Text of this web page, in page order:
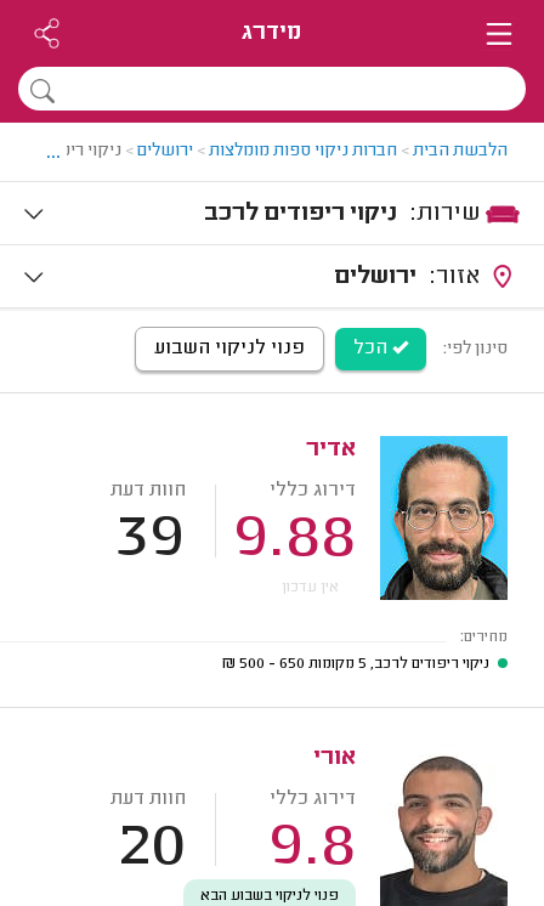
מידרג
הלבשת הבית> חברות ניקוי ספות מומלצות> ירושלים> ניקוי ריפודים
...
ניקוי ריפודים לרכב
ירושלים
סינון לפי: הכל פנוי לניקוי השבוע
אדיר
דירוג כללי
9.88
חוות דעת
39
אין עדכון
מחירים:
ניקוי ריפודים לרכב, 5 מקומות
650 - 500
₪
אורי
דירוג כללי
9.8
חוות דעת
20
פנוי לניקוי בשבוע הבא